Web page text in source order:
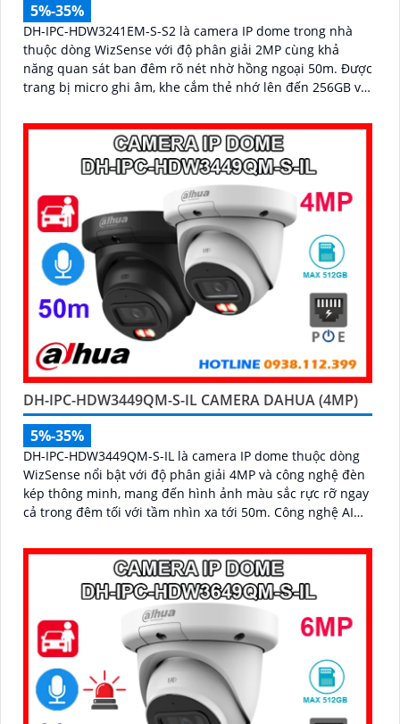
5%-35%
DH-IPC-HDW3241EM-S-S2 là camera IP dome trong nhà
thuộc dòng WizSense với độ phân giải 2MP cùng khả
năng quan sát ban đêm rõ nét nhờ hồng ngoại 50m. Được
trang bị micro ghi âm, khe cắm thẻ nhớ lên đến 256GB và
và phương tiện, camera mang lại hiệu quả giám sát vượt
DH-IPC-HDW3449QM-S-IL CAMERA DAHUA (4MP)
5%-35%
DH-IPC-HDW3449QM-S-IL là camera IP dome thuộc dòng
WizSense nổi bật với độ phân giải 4MP và công nghệ đèn
kép thông minh, mang đến hình ảnh màu sắc rực rỡ ngay
cả trong đêm tối với tầm nhìn xa tới 50m. Công nghệ AI
phương tiện, kết hợp với tính năng đàm thoại hai chiều,
hỗ trợ khe thẻ nhớ lên đến 512GB đáp ứng hoàn hảo an